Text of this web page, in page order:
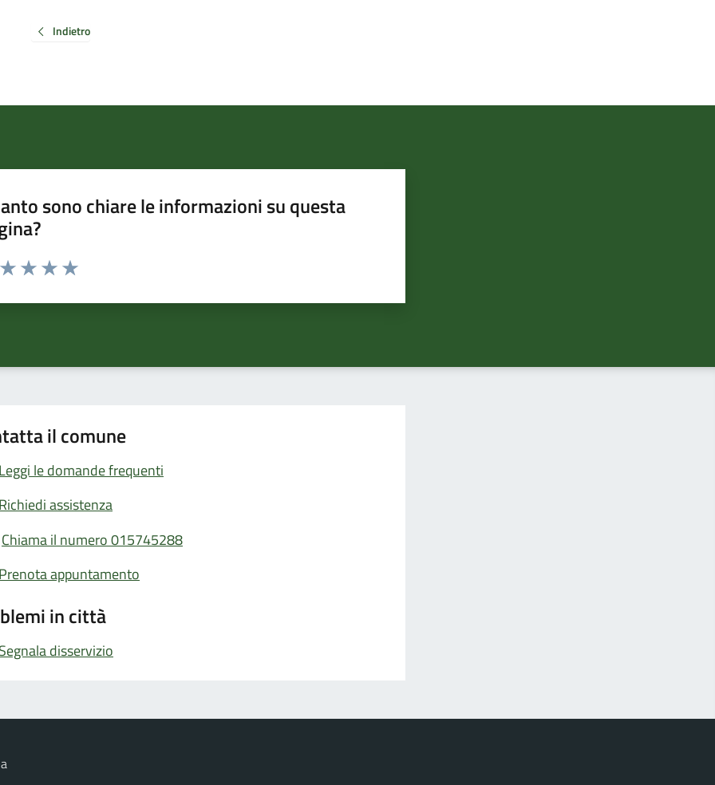
Indietro
sono chiare le informazioni su questa
da 1 a 5 stelle la pagina
il comune
Leggi le domande frequenti
Richiedi assistenza
Chiama il numero 015745288
Prenota appuntamento
in città
Segnala disservizio